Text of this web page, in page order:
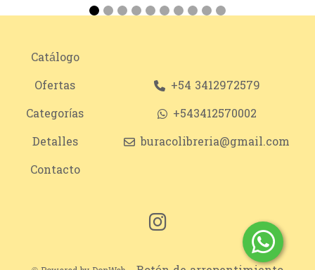
Catálogo
Ofertas
Categorías
Detalles
Contacto
+54 3412972579
+543412570002
buracolibreria@gmail.com